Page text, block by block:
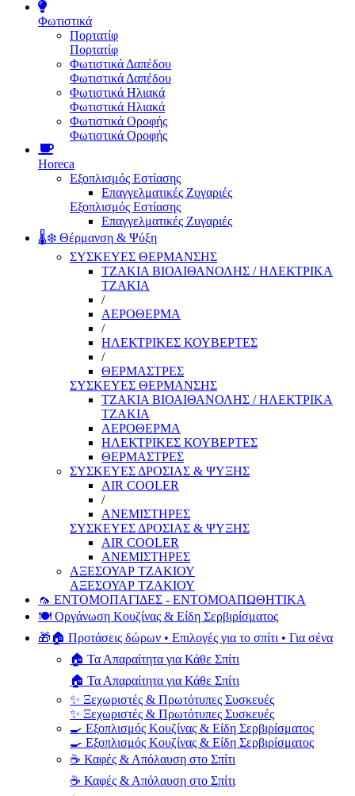
Φωτιστικά
Πορτατίφ
Πορτατίφ
Φωτιστικά Δαπέδου
Φωτιστικά Δαπέδου
Φωτιστικά Ηλιακά
Φωτιστικά Ηλιακά
Φωτιστικά Οροφής
Φωτιστικά Οροφής
Horeca
Εξοπλισμός Εστίασης
Επαγγελματικές Ζυγαριές
Εξοπλισμός Εστίασης
Επαγγελματικές Ζυγαριές
🌡️❄️ Θέρμανση & Ψύξη
ΣΥΣΚΕΥΕΣ ΘΕΡΜΑΝΣΗΣ
ΤΖΑΚΙΑ ΒΙΟΑΙΘΑΝΟΛΗΣ / ΗΛΕΚΤΡΙΚΑ
ΤΖΑΚΙΑ
/
ΑΕΡΟΘΕΡΜΑ
/
ΗΛΕΚΤΡΙΚΕΣ ΚΟΥΒΕΡΤΕΣ
/
ΘΕΡΜΑΣΤΡΕΣ
ΣΥΣΚΕΥΕΣ ΘΕΡΜΑΝΣΗΣ
ΤΖΑΚΙΑ ΒΙΟΑΙΘΑΝΟΛΗΣ / ΗΛΕΚΤΡΙΚΑ
ΤΖΑΚΙΑ
ΑΕΡΟΘΕΡΜΑ
ΗΛΕΚΤΡΙΚΕΣ ΚΟΥΒΕΡΤΕΣ
ΘΕΡΜΑΣΤΡΕΣ
ΣΥΣΚΕΥΕΣ ΔΡΟΣΙΑΣ & ΨΥΞΗΣ
AIR COOLER
/
ΑΝΕΜΙΣΤΗΡΕΣ
ΣΥΣΚΕΥΕΣ ΔΡΟΣΙΑΣ & ΨΥΞΗΣ
AIR COOLER
ΑΝΕΜΙΣΤΗΡΕΣ
ΑΞΕΣΟΥΑΡ ΤΖΑΚΙΟΥ
ΑΞΕΣΟΥΑΡ ΤΖΑΚΙΟΥ
🦟 ΕΝΤΟΜΟΠΑΓΙΔΕΣ - ΕΝΤΟΜΟΑΠΩΘΗΤΙΚΑ
🍽️ Οργάνωση Κουζίνας & Είδη Σερβιρίσματος
🎁🏠 Προτάσεις δώρων • Επιλογές για το σπίτι • Για σένα
🏠 Τα Απαραίτητα για Κάθε Σπίτι
🏠 Τα Απαραίτητα για Κάθε Σπίτι
✨ Ξεχωριστές & Πρωτότυπες Συσκευές
✨ Ξεχωριστές & Πρωτότυπες Συσκευές
🍳 Εξοπλισμός Κουζίνας & Είδη Σερβιρίσματος
🍳 Εξοπλισμός Κουζίνας & Είδη Σερβιρίσματος
☕ Καφές & Απόλαυση στο Σπίτι
☕ Καφές & Απόλαυση στο Σπίτι